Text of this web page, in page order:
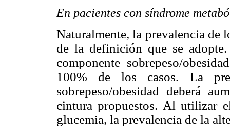
En pacientes con síndrome
Naturalmente, la prevalencia de
de la definición que se
componente sobrepeso/
100% de los casos. La
sobrepeso/obesidad deberá
cintura propuestos. Al utilizar
glucemia, la prevalencia de la